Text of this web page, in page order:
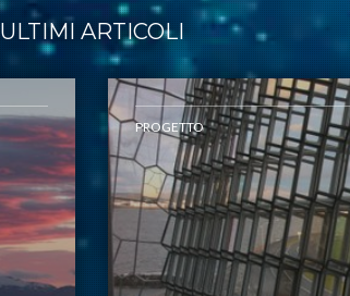
ULTIMI ARTICOLI
PROGETTO